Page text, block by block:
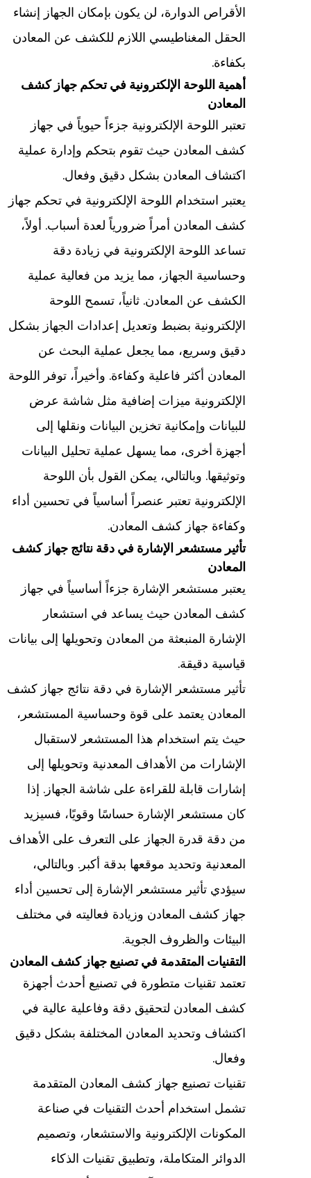
الأقراص الدوارة، لن يكون بإمكان الجهاز إنشاء
الحقل المغناطيسي اللازم للكشف عن المعادن
بكفاءة.
أهمية اللوحة الإلكترونية في تحكم جهاز كشف
المعادن
تعتبر اللوحة الإلكترونية جزءاً حيوياً في جهاز
كشف المعادن حيث تقوم بتحكم وإدارة عملية
اكتشاف المعادن بشكل دقيق وفعال.
يعتبر استخدام اللوحة الإلكترونية في تحكم جهاز
كشف المعادن أمراً ضرورياً لعدة أسباب. أولاً،
تساعد اللوحة الإلكترونية في زيادة دقة
وحساسية الجهاز، مما يزيد من فعالية عملية
الكشف عن المعادن. ثانياً، تسمح اللوحة
الإلكترونية بضبط وتعديل إعدادات الجهاز بشكل
دقيق وسريع، مما يجعل عملية البحث عن
المعادن أكثر فاعلية وكفاءة. وأخيراً، توفر اللوحة
الإلكترونية ميزات إضافية مثل شاشة عرض
للبيانات وإمكانية تخزين البيانات ونقلها إلى
أجهزة أخرى، مما يسهل عملية تحليل البيانات
وتوثيقها. وبالتالي، يمكن القول بأن اللوحة
الإلكترونية تعتبر عنصراً أساسياً في تحسين أداء
وكفاءة جهاز كشف المعادن.
تأثير مستشعر الإشارة في دقة نتائج جهاز كشف
المعادن
يعتبر مستشعر الإشارة جزءاً أساسياً في جهاز
كشف المعادن حيث يساعد في استشعار
الإشارة المنبعثة من المعادن وتحويلها إلى بيانات
قياسية دقيقة.
تأثير مستشعر الإشارة في دقة نتائج جهاز كشف
المعادن يعتمد على قوة وحساسية المستشعر،
حيث يتم استخدام هذا المستشعر لاستقبال
الإشارات من الأهداف المعدنية وتحويلها إلى
إشارات قابلة للقراءة على شاشة الجهاز. إذا
كان مستشعر الإشارة حساسًا وقويًا، فسيزيد
من دقة قدرة الجهاز على التعرف على الأهداف
المعدنية وتحديد موقعها بدقة أكبر. وبالتالي،
سيؤدي تأثير مستشعر الإشارة إلى تحسين أداء
جهاز كشف المعادن وزيادة فعاليته في مختلف
البيئات والظروف الجوية.
التقنيات المتقدمة في تصنيع جهاز كشف المعادن
تعتمد تقنيات متطورة في تصنيع أحدث أجهزة
كشف المعادن لتحقيق دقة وفاعلية عالية في
اكتشاف وتحديد المعادن المختلفة بشكل دقيق
وفعال.
تقنيات تصنيع جهاز كشف المعادن المتقدمة
تشمل استخدام أحدث التقنيات في صناعة
المكونات الإلكترونية والاستشعار، وتصميم
الدوائر المتكاملة، وتطبيق تقنيات الذكاء